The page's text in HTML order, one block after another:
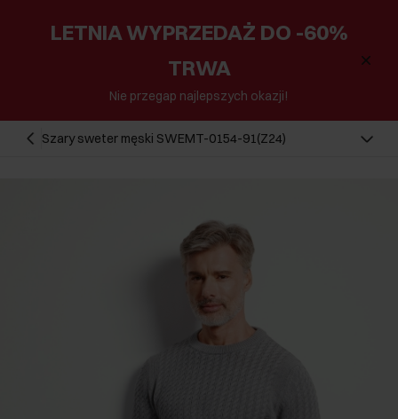
LETNIA WYPRZEDAŻ DO -60%
TRWA
Nie przegap najlepszych okazji!
Szary sweter męski SWEMT-0154-91(Z24)